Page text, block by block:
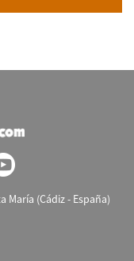
María (Cádiz - España)